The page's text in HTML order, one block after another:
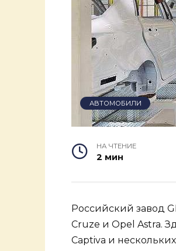
АВТОМОБИЛИ
НА ЧТЕНИЕ
2 мин
Российский завод
Cruze и Opel Astra.
Captiva и